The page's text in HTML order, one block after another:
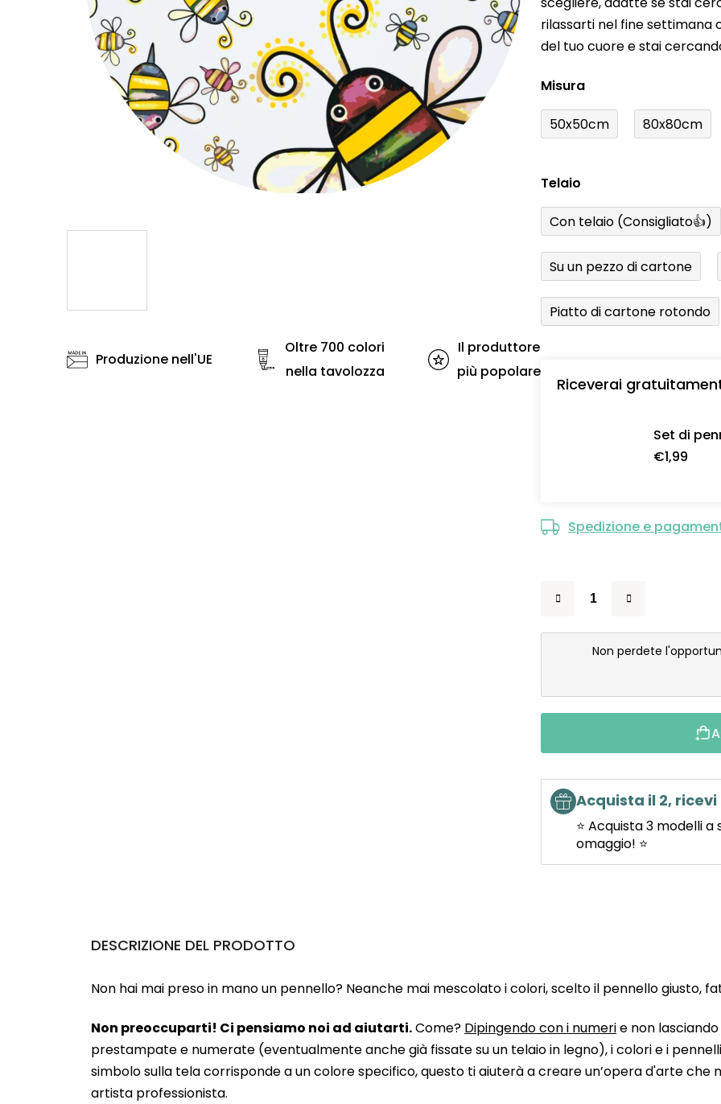
5
stelle.
rilassarti nel fine settimana
del tuo cuore e stai
Misura
50x50cm 80x80cm
Telaio
Con telaio (Consigliato👍)
Su un pezzo di cartone
Piatto di cartone rotondo
Riceverai
Set di
€1,99
Spedizione e
Non perdete
Acquista il 2, ricevi
⭐ Acquista 3 modelli
omaggio! ⭐
Produzione nell'UE
Oltre 700 colori
nella tavolozza
Il produttore
più popolare
DESCRIZIONE DEL PRODOTTO
Non hai mai preso in mano un pennello? Neanche mai mescolato i colori, scelto il pennello giusto,
Non preoccuparti! Ci pensiamo noi ad aiutarti.Come? Dipingendo con i numerie non
prestampate e numerate (eventualmente anche già fissate su un telaio in legno), i colori e i
simbolo sulla tela corrisponde a un colore specifico, questo ti aiuterà a creare un’opera d'arte che
artista professionista.